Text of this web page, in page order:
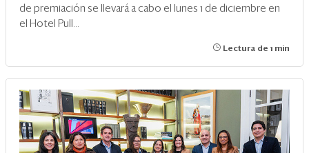
de premiación se llevará a cabo el lunes 1 de diciembre en
el Hotel Pull...
Lectura de 1 min